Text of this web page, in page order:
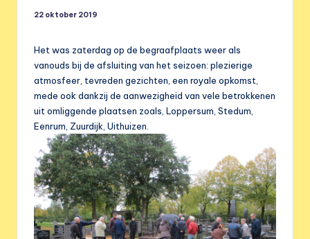
22 oktober 2019
Het was zaterdag op de begraafplaats weer als
vanouds bij de afsluiting van het seizoen: plezierige
atmosfeer, tevreden gezichten, een royale opkomst,
mede ook dankzij de aanwezigheid van vele betrokkenen
uit omliggende plaatsen zoals, Loppersum, Stedum,
Eenrum, Zuurdijk, Uithuizen.